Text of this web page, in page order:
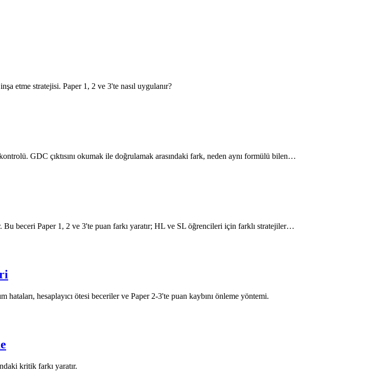
etme stratejisi. Paper 1, 2 ve 3'te nasıl uygulanır?
GDC çıktısını okumak ile doğrulamak arasındaki fark, neden aynı formülü bilen…
beceri Paper 1, 2 ve 3'te puan farkı yaratır; HL ve SL öğrencileri için farklı stratejiler…
hesaplayıcı ötesi beceriler ve Paper 2-3'te puan kaybını önleme yöntemi.
kritik farkı yaratır.